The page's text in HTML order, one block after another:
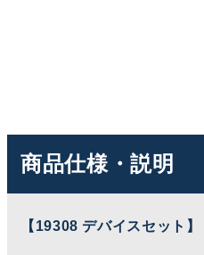
商品仕様・説明
【19308 デバイスセット】